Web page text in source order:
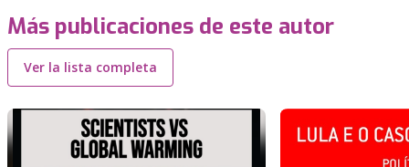
Más publicaciones de este autor
Ver la lista completa